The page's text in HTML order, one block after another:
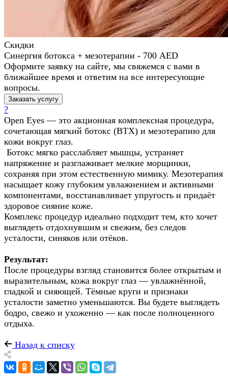
Скидки
Синергия ботокса + мезотерапии - 700 AED
Оформите заявку на сайте, мы свяжемся с вами в
ближайшее время и ответим на все интересующие
вопросы.
Заказать услугу
?
Open Eyes — это акционная комплексная процедура,
сочетающая мягкий ботокс (BTX) и мезотерапию для
кожи вокруг глаз.
Ботокс мягко расслабляет мышцы, устраняет
напряжение и разглаживает мелкие морщинки,
сохраняя при этом естественную мимику. Мезотерапия
насыщает кожу глубоким увлажнением и активными
компонентами, восстанавливает упругость и придаёт
здоровое сияние коже.
Комплекс процедур идеально подходит тем, кто хочет
выглядеть отдохнувшим и свежим, без следов
усталости, синяков или отёков.
Результат:
После процедуры взгляд становится более открытым и
выразительным, кожа вокруг глаз — увлажнённой,
гладкой и сияющей. Тёмные круги и признаки
усталости заметно уменьшаются. Вы будете выглядеть
бодро, свежо и ухоженно — как после полноценного
отдыха.
Назад к списку